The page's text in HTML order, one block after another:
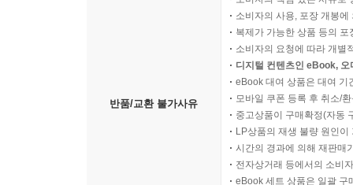
반품/교환 불가사유
소비자의 사용, 포장 개봉
복제가 가능한 상품 등의
소비자의 요청에 따라 개별
디지털 컨텐츠인 eBook,
eBook 대여 상품은 대여 기
모바일 쿠폰 등록 후 취소/
중고상품이 구매확정(자동
LP상품의 재생 불량 원인
시간의 경과에 의해 재판매
전자상거래 등에서의 소비
eBook 세트 상품은 일괄 구